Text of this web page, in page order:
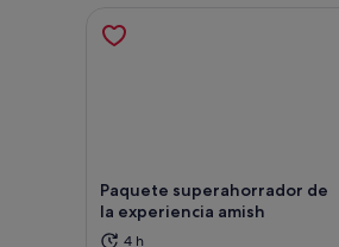
Paquete superahorrador de
la experiencia amish
4 h Se abre en